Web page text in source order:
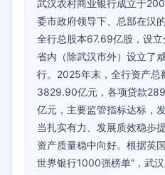
武汉农村商业银行成立于
委市政府领导下、总部在汉
全行总股本67.69亿股，设
省内（除武汉市外）设立了
行。2025年末，全行资产
3829.90亿元，各项贷款
亿元，主要监管指标达标，
当扎实有力、发展质效稳步
资产质量稳中向好。根据英
世界银行1000强榜单”，武